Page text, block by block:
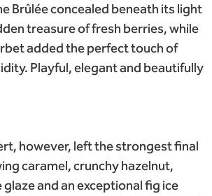
Brûlée concealed beneath its light
treasure of fresh berries, while
added the perfect touch of
Playful, elegant and beautifully
however, left the strongest final
caramel, crunchy hazelnut,
and an exceptional fig ice